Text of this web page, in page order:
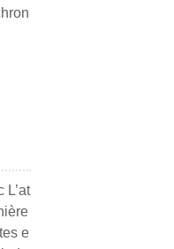
L’at
e